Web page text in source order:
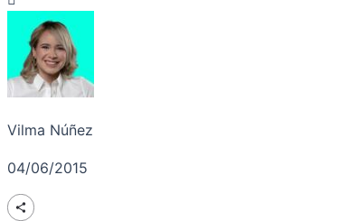
Vilma Núñez
04/06/2015